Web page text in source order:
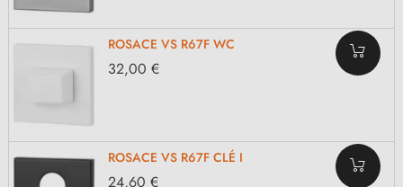
ROSACE VS R67F WC
32,00 €
ROSACE VS R67F CLÉ I
24,60 €